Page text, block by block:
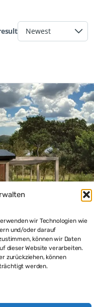
wir Technologien wie
und/oder darauf
können wir Daten
dieser Website verarbeiten.
zurückziehen, können
werden.
– Ihr neues